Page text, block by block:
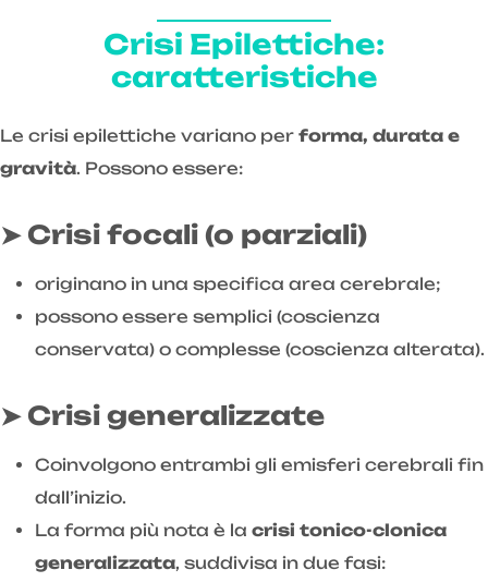
Crisi Epilettiche:
caratteristiche
Le crisi epilettiche variano per forma, durata e
gravità. Possono essere:
➤ Crisi focali (o parziali)
originano in una specifica area cerebrale;
possono essere semplici (coscienza
conservata) o complesse (coscienza alterata).
➤ Crisi generalizzate
Coinvolgono entrambi gli emisferi cerebrali fin
dall’inizio.
La forma più nota è la crisi tonico-clonica
generalizzata, suddivisa in due fasi: